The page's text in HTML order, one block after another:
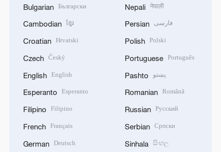
Bulgarian Български
Cambodian ខ្មែរ
Croatian Hrvatski
Czech Český
English English
Esperanto Esperanto
Filipino Filipino
French Français
German Deutsch
Nepali नेपाली
Persian فارسی
Polish Polski
Portuguese Português
Pashto پښتو
Romanian Română
Russian Русский
Serbian Српски
Sinhala සිංහල